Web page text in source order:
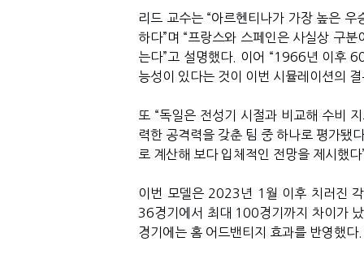
리드 교수는 “아르헨티나가 가장 높은
하다”며 “프랑스와 스페인은 사실상 구
는다”고 설명했다. 이어 “1966년 이후
능성이 있다는 것이 이번 시뮬레이션의
또 “독일은 전성기 시절과 비교해 수비
력한 공격력을 갖춘 팀 중 하나로 평가됐
로 계산해 보다 입체적인 전망을 제시했
이번 모델은 2023년 1월 이후 치러진
36경기에서 최대 100경기까지 차이가
경기에는 홈 어드밴티지 효과를 반영했다.